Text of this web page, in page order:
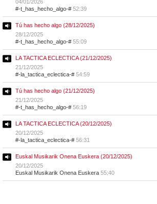
04/01/2026
#-t_has_hecho_algo-# 52:39
Tú has hecho algo (28/12/2025)
28/12/2025
#-t_has_hecho_algo-# 55:09
LA TACTICA ECLECTICA (21/12/2025)
21/12/2025
#-la_tactica_eclectica-# 54:59
Tú has hecho algo (21/12/2025)
21/12/2025
#-t_has_hecho_algo-# 56:19
LA TACTICA ECLECTICA (20/12/2025)
20/12/2025
#-la_tactica_eclectica-# 56:31
Euskal Musikarik Onena Euskera (20/12/2025)
20/12/2025
Euskal Musikarik Onena Euskera 55:40